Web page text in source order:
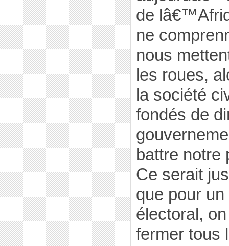
de
ne
nous
les roues,
la société
fondés de
battre notre
Ce serait
que pour
électoral,
fermer tous